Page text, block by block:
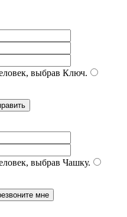
выбрав Ключ.
выбрав Чашку.